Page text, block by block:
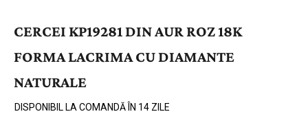
CERCEI KP19281 DIN AUR ROZ 18K
FORMA LACRIMA CU DIAMANTE
NATURALE
DISPONIBIL LA COMANDĂ ÎN 14 ZILE